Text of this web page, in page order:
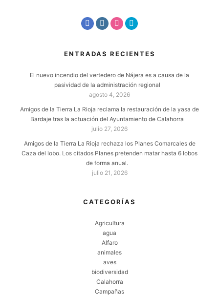
ENTRADAS RECIENTES
El nuevo incendio del vertedero de Nájera es a causa de la
pasividad de la administración regional
agosto 4, 2026
Amigos de la Tierra La Rioja reclama la restauración de la yasa de
Bardaje tras la actuación del Ayuntamiento de Calahorra
julio 27, 2026
Amigos de la Tierra La Rioja rechaza los Planes Comarcales de
Caza del lobo. Los citados Planes pretenden matar hasta 6 lobos
de forma anual.
julio 21, 2026
CATEGORÍAS
Agricultura
agua
Alfaro
animales
aves
biodiversidad
Calahorra
Campañas